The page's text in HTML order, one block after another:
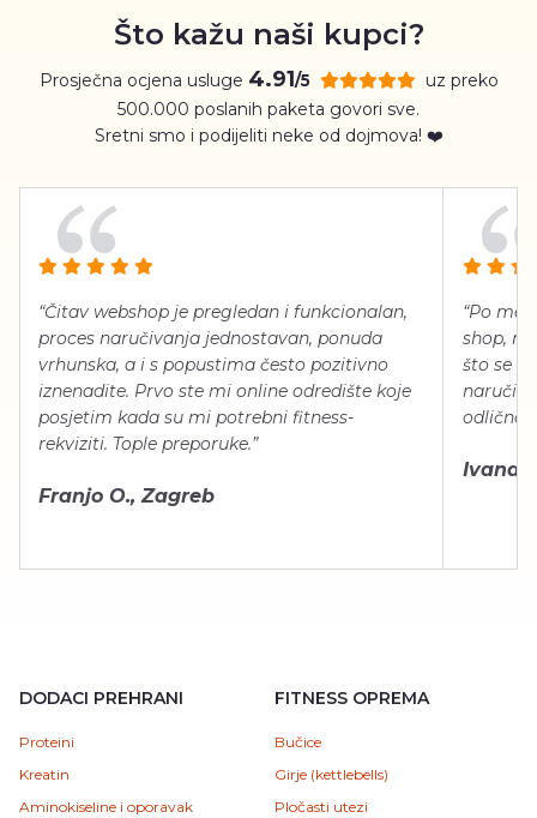
Što kažu naši kupci?
Prosječna ocjena usluge 4.91/5
uz preko
500.000 poslanih paketa govori sve.
Sretni smo i podijeliti neke od dojmova! ❤️
“Čitav webshop je pregledan i funkcionalan,
proces naručivanja jednostavan, ponuda
vrhunska, a i s popustima često pozitivno
iznenadite. Prvo ste mi online odredište koje
posjetim kada su mi potrebni fitness-
rekviziti. Tople preporuke.”
Franjo O., Zagreb
“Po
shop,
što se
naručiti,
odlično
Ivana
DODACI PREHRANI
Proteini
Kreatin
Aminokiseline i oporavak
FITNESS OPREMA
Bučice
Girje (kettlebells)
Pločasti utezi